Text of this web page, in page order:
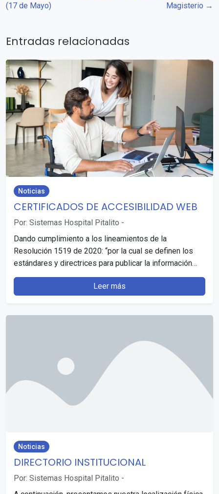
(17 de Mayo)
Magisterio →
Entradas relacionadas
Noticias
CERTIFICADOS DE ACCESIBILIDAD WEB
Por: Sistemas Hospital Pitalito -
Dando cumplimiento a los lineamientos de la
Resolución 1519 de 2020: “por la cual se definen los
estándares y directrices para publicar la información…
Leer más
Noticias
DIRECTORIO INSTITUCIONAL
Por: Sistemas Hospital Pitalito -